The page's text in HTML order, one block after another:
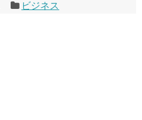
ビジネス